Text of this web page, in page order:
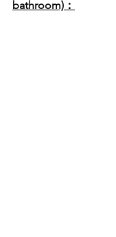
bathroom)：